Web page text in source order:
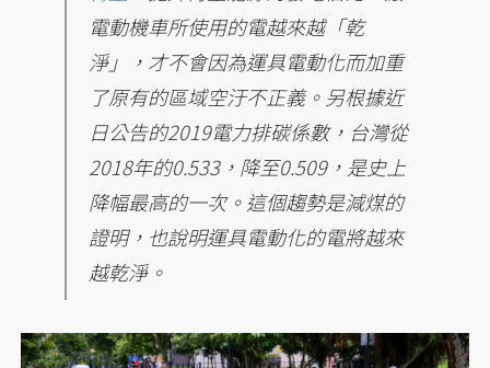
電動機車所使用的電越來越「乾
淨」，才不會因為運具電動化而加重
了原有的區域空汙不正義。另根據近
日公告的2019電力排碳係數，台灣從
2018年的0.533，降至0.509，是史上
降幅最高的一次。這個趨勢是減煤的
證明，也說明運具電動化的電將越來
越乾淨。